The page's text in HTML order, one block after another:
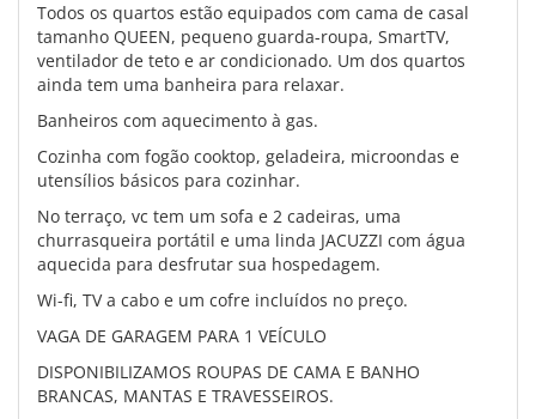
Todos os quartos estão equipados com cama de casal
tamanho QUEEN, pequeno guarda-roupa, SmartTV,
ventilador de teto e ar condicionado. Um dos quartos
ainda tem uma banheira para relaxar.
Banheiros com aquecimento à gas.
Cozinha com fogão cooktop, geladeira, microondas e
utensílios básicos para cozinhar.
No terraço, vc tem um sofa e 2 cadeiras, uma
churrasqueira portátil e uma linda JACUZZI com água
aquecida para desfrutar sua hospedagem.
Wi-fi, TV a cabo e um cofre incluídos no preço.
VAGA DE GARAGEM PARA 1 VEÍCULO
DISPONIBILIZAMOS ROUPAS DE CAMA E BANHO
BRANCAS, MANTAS E TRAVESSEIROS.